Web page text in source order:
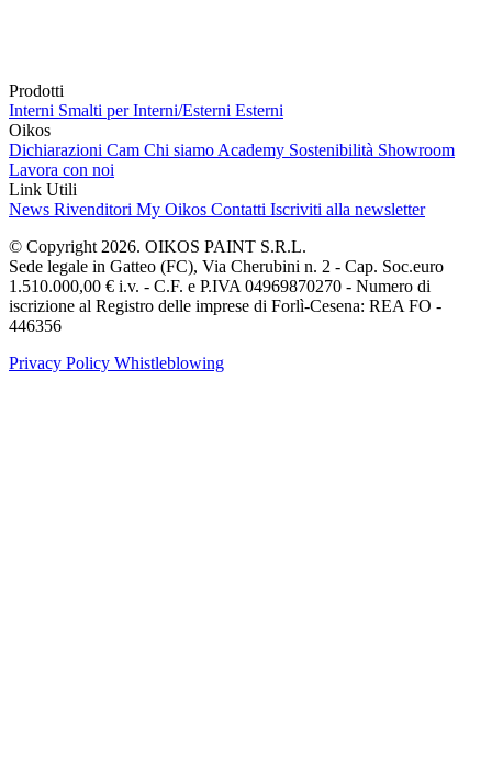
Prodotti
Interni Smalti per Interni/Esterni Esterni
Oikos
Dichiarazioni Cam Chi siamo Academy Sostenibilità Showroom
Lavora con noi
Link Utili
News Rivenditori My Oikos Contatti Iscriviti alla newsletter
© Copyright 2026. OIKOS PAINT S.R.L.
Sede legale in Gatteo (FC), Via Cherubini n. 2 - Cap. Soc.euro
1.510.000,00 € i.v. - C.F. e P.IVA 04969870270 - Numero di
iscrizione al Registro delle imprese di Forlì-Cesena: REA FO -
446356
Privacy Policy Whistleblowing